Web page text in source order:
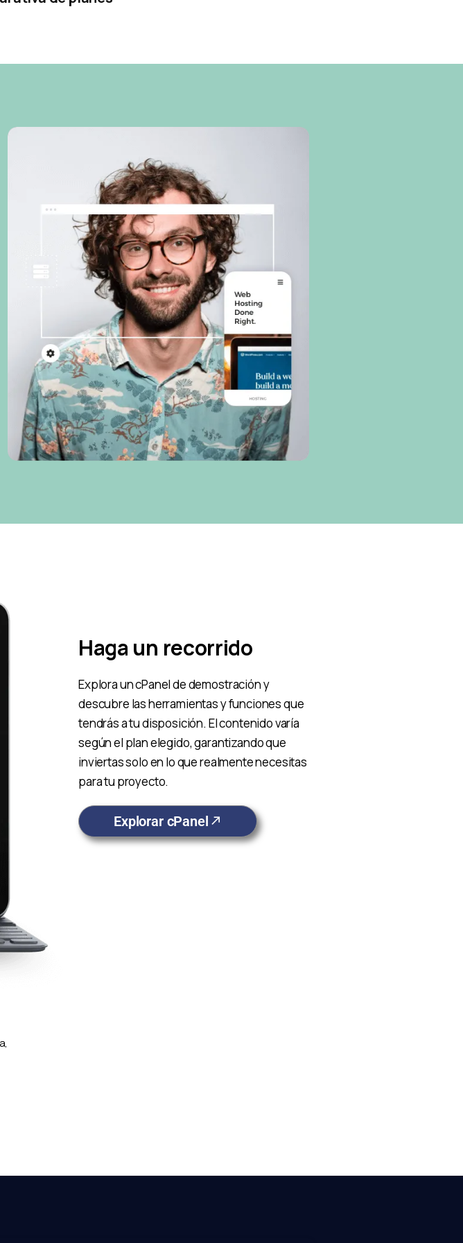
Haga un recorrido
Explora un cPanel de demostración y
descubre las herramientas y funciones que
tendrás a tu disposición. El contenido varía
según el plan elegido, garantizando que
inviertas solo en lo que realmente necesitas
para tu proyecto.
Explorar cPanel